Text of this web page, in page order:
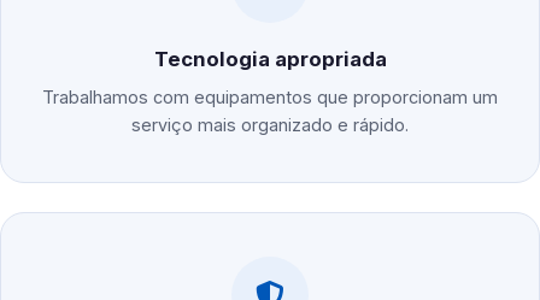
Tecnologia apropriada
Trabalhamos com equipamentos que proporcionam um
serviço mais organizado e rápido.